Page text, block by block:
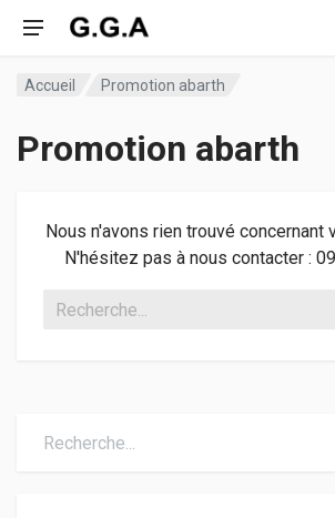
Accueil Promotion abarth
Promotion abarth
Nous n'avons rien trouvé concernant
N'hésitez pas à nous contacter :